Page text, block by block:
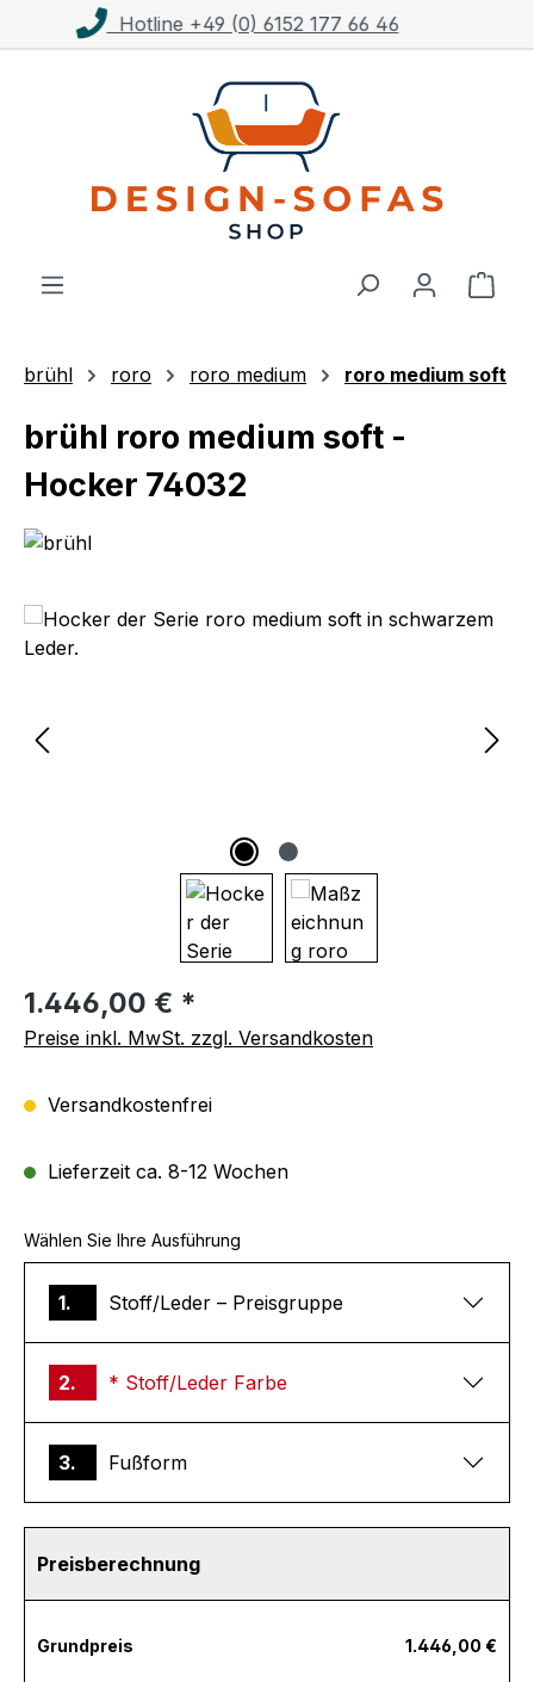
Zum Hauptinhalt springen
Kostenloser Versand ab 1.000€**
brühl roro roro medium roro medium soft
brühl roro medium soft -
Hocker 74032
Bildergalerie überspringen
Regulärer Preis:
1.446,00 € *
Preise inkl. MwSt. zzgl. Versandkosten
Versandkostenfrei
Lieferzeit ca. 8-12 Wochen
Wählen Sie Ihre Ausführung
1. Stoff/Leder – Preisgruppe
2. * Stoff/Leder Farbe
3. Fußform
Preisberechnung
Grundpreis 1.446,00 €